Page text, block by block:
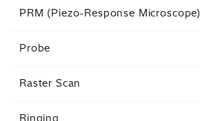
PRM (Piezo-Response Microscope)
Probe
Raster Scan
Ringing